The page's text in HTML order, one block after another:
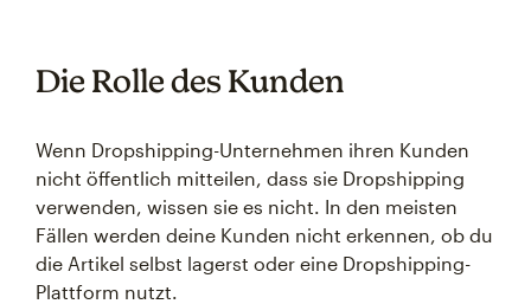
Die Rolle des Kunden
Wenn Dropshipping-Unternehmen ihren Kunden
nicht öffentlich mitteilen, dass sie Dropshipping
verwenden, wissen sie es nicht. In den meisten
Fällen werden deine Kunden nicht erkennen, ob du
die Artikel selbst lagerst oder eine Dropshipping-
Plattform nutzt.